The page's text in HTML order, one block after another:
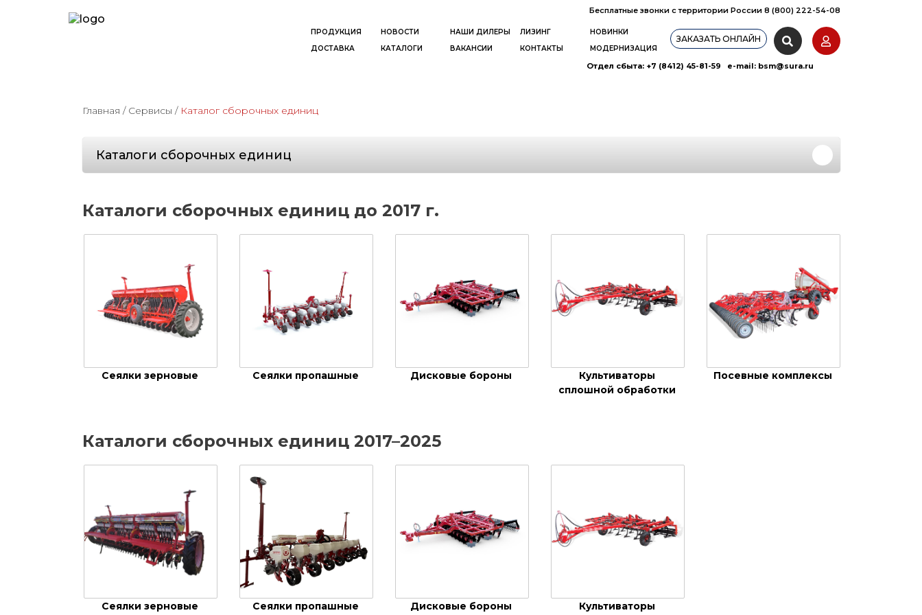
Бесплатные звонки с территории России 8 (800) 222-54-08
ПРОДУКЦИЯ НОВОСТИ НАШИ ДИЛЕРЫ ЛИЗИНГ
НОВИНКИ
ДОСТАВКА
КАТАЛОГИ ВАКАНСИИ КОНТАКТЫ МОДЕРНИЗАЦИЯ
ЗАКАЗАТЬ ОНЛАЙН
Отдел сбыта: +7 (8412) 45-81-59 e-mail: bsm@sura.ru
Главная / Сервисы / Каталог сборочных единиц
Каталоги сборочных единиц
Каталоги сборочных единиц до 2017 г.
Сеялки зерновые Сеялки пропашные Дисковые бороны
Культиваторы
сплошной обработки
Посевные комплексы
Каталоги сборочных единиц 2017–2025
Сеялки зерновые Сеялки пропашные Дисковые бороны
Культиваторы